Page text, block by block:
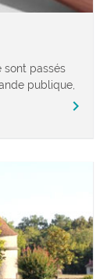
sont passés
publique,
chevron_right